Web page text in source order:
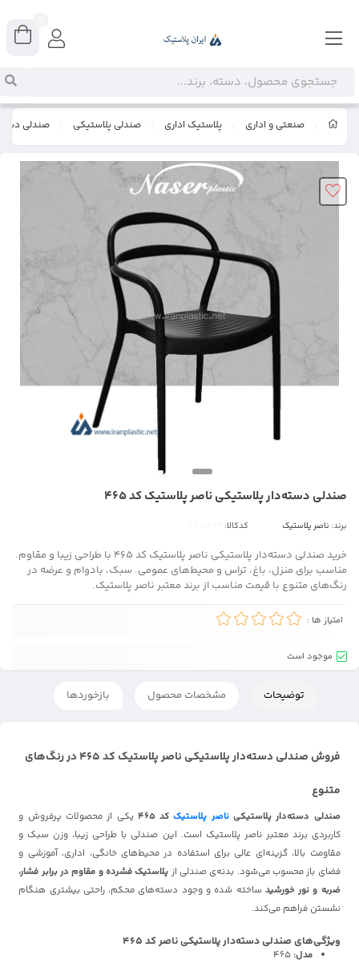
صنعتی و اداری پلاستیک اداری صندلی پلاستیکی صندلی
صندلی دسته‌دار پلاستیکی ناصر پلاستیک کد 465
برند: ناصر پلاستیک کدکالا:
خرید صندلی دسته‌دار پلاستیکی ناصر پلاستیک کد 465 با طراحی زیبا و مقاوم.
مناسب برای منزل، باغ، تراس و محیط‌های عمومی. سبک، بادوام و عرضه در
رنگ‌های متنوع با قیمت مناسب از برند معتبر ناصر پلاستیک.
امتیاز ها :
موجود است
توضیحات مشخصات محصول بازخوردها
فروش صندلی دسته‌دار پلاستیکی ناصر پلاستیک کد 465 در رنگ‌های
متنوع
صندلی دسته‌دار پلاستیکیناصر پلاستیککد 465
یکی از محصولات پرفروش و
کاربردی برند معتبر ناصر پلاستیک است. این صندلی با طراحی زیبا، وزن سبک و
مقاومت بالا، گزینه‌ای عالی برای استفاده در محیط‌های خانگی، اداری، آموزشی و
فضای باز محسوب می‌شود. بدنه‌ی صندلی از پلاستیک فشرده و مقاوم در برابر فشار،
ضربه و نور خورشید ساخته شده و وجود دسته‌های محکم، راحتی بیشتری هنگام
نشستن فراهم می‌کند.
ویژگی‌های صندلی دسته‌دار پلاستیکی ناصر کد 465
مدل: 465